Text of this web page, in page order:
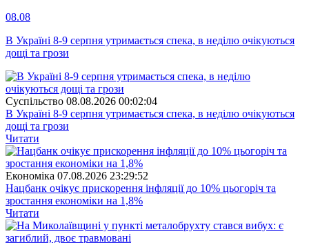
08.08
В Україні 8-9 серпня утримається спека, в неділю очікуються
дощі та грози
Суспiльство 08.08.2026 00:02:04
В Україні 8-9 серпня утримається спека, в неділю очікуються
дощі та грози
Читати
Економіка 07.08.2026 23:29:52
Нацбанк очікує прискорення інфляції до 10% цьогоріч та
зростання економіки на 1,8%
Читати